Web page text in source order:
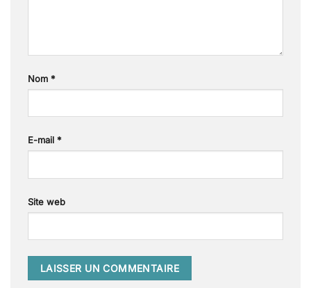
Nom *
E-mail *
Site web